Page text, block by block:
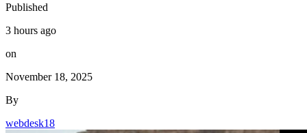
Published
3 hours ago
on
November 18, 2025
By
webdesk18